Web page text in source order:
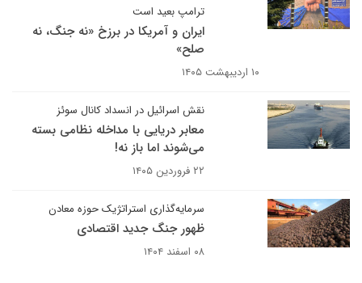
ترامپ بعید است
ایران و آمریکا در برزخ «نه جنگ، نه
صلح»
۱۰ اردیبهشت ۱۴۰۵
نقش اسرائیل در انسداد کانال سوئز
معابر دریایی با مداخله نظامی بسته
می‌شوند اما باز نه!
۲۲ فروردین ۱۴۰۵
سرمایه‌گذاری استراتژیک حوزه معادن
ظهور جنگ جدید اقتصادی
۰۸ اسفند ۱۴۰۴